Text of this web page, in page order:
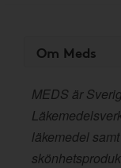
Om Meds
MEDS är
läkemedel